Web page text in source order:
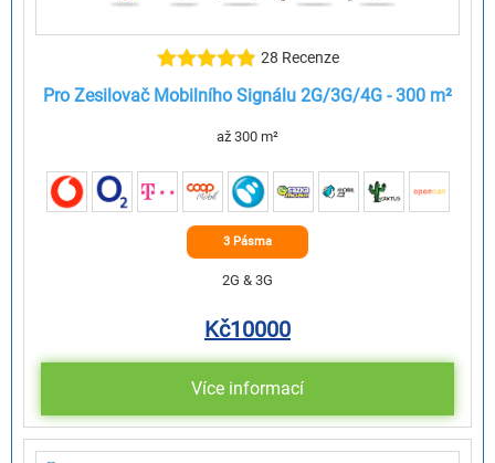
28 Recenze
Pro Zesilovač Mobilního Signálu 2G/3G/4G - 300 m²
až 300 m²
3 Pásma
2G & 3G
Kč10000
Více informací